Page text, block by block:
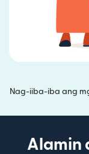
Nag-iiba-iba ang
Alamin